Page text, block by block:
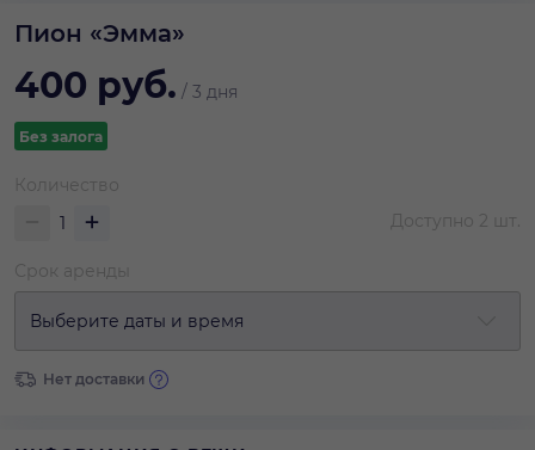
Пион «Эмма»
400 руб. / 3 дня
Без залога
Количество
Доступно 2 шт.
Срок аренды
Выберите даты и время
Нет доставки